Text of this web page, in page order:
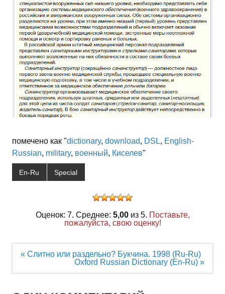
помечено как "dictionary, download, DSL, English-
Russian, military, военный, Киселев"
En-Ru Special
Оценок: 7. Среднее: 5,00из 5. Поставьте,
пожалуйста, свою оценку!
Навигация
« Слитно или раздельно? Букчина. 1998 (Ru-Ru)
Oxford Russian Dictionary (En-Ru) »